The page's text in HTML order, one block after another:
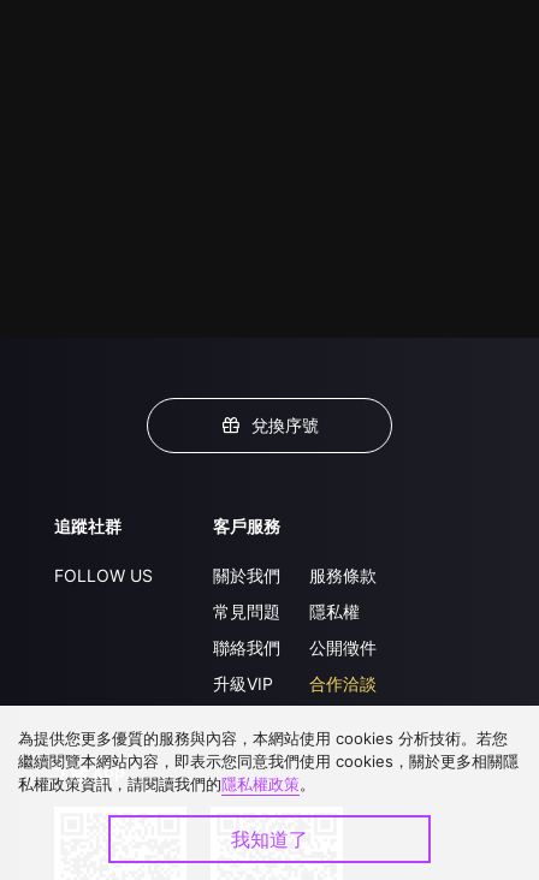
兌換序號
追蹤社群
FOLLOW US
客戶服務
關於我們
常見問題
聯絡我們
升級VIP
服務條款
隱私權
公開徵件
合作洽談
下載 APP
為提供您更多優質的服務與內容，本網站使用 cookies 分析技術。若您
繼續閱覽本網站內容，即表示您同意我們使用 cookies，關於更多相關隱
私權政策資訊，請閱讀我們的隱私權政策。
我知道了